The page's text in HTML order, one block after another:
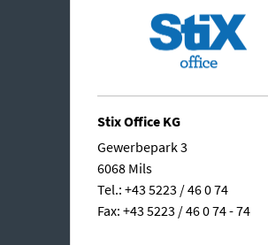
Stix Office KG
Gewerbepark 3
6068 Mils
Tel.: +43 5223 / 46 0 74
Fax: +43 5223 / 46 0 74 - 74